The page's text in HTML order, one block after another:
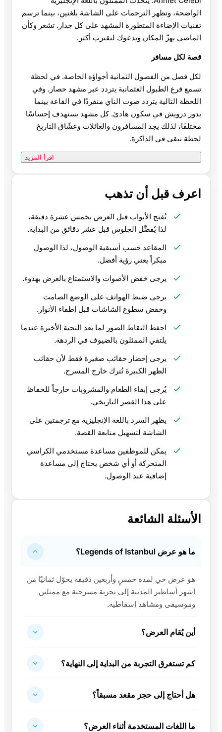
الواضحة، وتظهر الترجمات على الشاشة بلغتين، بينما ترسم
تقنيات الإضاءة المتطورة المشهد على كل جدار. تشعر وكأن
الماضي يهزّ المكان ويدعوك لتقترب أكثر.
قصة لكل مسافر
لكل فصل من الفصول الثمانية أجواؤه الخاصة. في لحظة
تسمع قرع الطبول العثمانية يتردد عبر مشهد حصار. وفي
اللحظة التالية يتردد صوت الناي منفردًا في القاعة بينما
يدور درويش في سكون هادئ. كل مشهد يستهدف إحساسًا
مختلفًا، لذلك يجد المسافرون والعائلات وعشّاق التاريخ
لحظة تبقى في الذاكرة.
اقرأ المزيد
اعرف قبل أن تذهب
تُفتح الأبواب قبل العرض بخمس عشرة دقيقة،
لذا يُفضَّل الجلوس قبل عشر دقائق من البداية.
المقاعد حسب أسبقية الوصول، لذا الوصول
مبكراً يعني رؤية أفضل.
يرجى خفض الأصوات والاستمتاع بالعرض بهدوء.
يرجى ضبط الهواتف على الوضع الصامت
وخفض سطوع الشاشات قبل إطفاء الأنوار.
احفظ التقاط الصور لما بعد التحية الأخيرة عندما
يلتقي الممثلون بالضيوف في الردهة.
يرجى إحضار حقائب صغيرة فقط لأن حقائب
الظهر الكبيرة تُترك خارج المسرح.
يُرجى إبقاء الطعام والمشروبات خارجاً للحفاظ
على هذا القصر التاريخي.
يظهر السرد باللغة الإنجليزية مع ترجمتين على
الشاشة لتسهيل متابعة القصة.
يمكن للموظفين مساعدة مستخدمي الكراسي
المتحركة أو أي شخص يحتاج إلى مساعدة
إضافية عند الوصول.
الأسئلة الشائعة
ما هو عرض Legends of Istanbul؟
هو عرض حي لمدة خمسٍ وأربعين دقيقة يحوّل ثمانيًا من
أشهر أساطير المدينة إلى تجربة مسرحية مع ممثلين
وموسيقى ومشاهد إسقاطية.
أين يُقام العرض؟
كم تستغرق التجربة من البداية إلى النهاية؟
هل أحتاج إلى حجز مقعد مسبقاً؟
ما اللغات المستخدمة أثناء العرض؟